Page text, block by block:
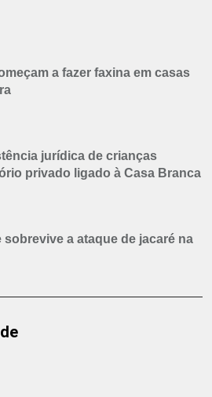
a fazer faxina em casas
jurídica de crianças
privado ligado à Casa Branca
a ataque de jacaré na